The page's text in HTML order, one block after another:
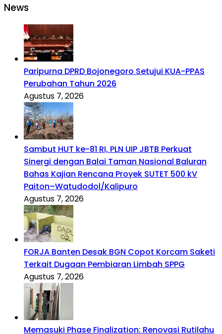
News
Paripurna DPRD Bojonegoro Setujui KUA-PPAS
Perubahan Tahun 2026
Agustus 7, 2026
Sambut HUT ke-81 RI, PLN UIP JBTB Perkuat
Sinergi dengan Balai Taman Nasional Baluran
Bahas Kajian Rencana Proyek SUTET 500 kV
Paiton–Watudodol/Kalipuro
Agustus 7, 2026
FORJA Banten Desak BGN Copot Korcam Saketi
Terkait Dugaan Pembiaran Limbah SPPG
Agustus 7, 2026
Memasuki Phase Finalization: Renovasi Rutilahu